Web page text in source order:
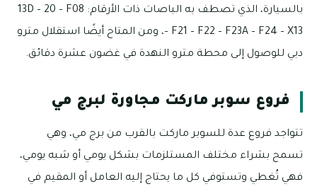
بالسيارة، الذي تصطف به الباصات ذات الأرقام: 13D – 20 – F08
– F21 – F22 – F23A – F24 – X13، ومن المتاح أيضًا استقلال مترو
دبي للوصول إلى محطة مترو النهدة في غضون عشرة دقائق.
فروع سوبر ماركت مجاورة لبرج مي
تتواجد فروع عدة للسوبر ماركت بالقرب من برج مي، وهي
تسمح بشراء مختلف المستلزمات بشكل يومي أو شبه يومي،
فهي تُغطي وتستوفي كل ما يحتاج إليه العامل أو المقيم في